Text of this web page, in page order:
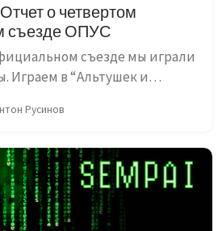
о четвертом
съезде ОПУС
съезде мы играли
Играем в “Альтушек и
мерч восторженным
Русинов